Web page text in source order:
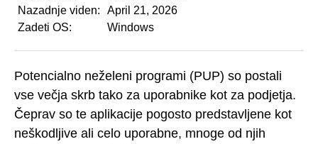
Nazadnje viden:
April 21, 2026
Zadeti OS:
Windows
Potencialno neželeni programi (PUP) so postali
vse večja skrb tako za uporabnike kot za podjetja.
Čeprav so te aplikacije pogosto predstavljene kot
neškodljive ali celo uporabne, mnoge od njih